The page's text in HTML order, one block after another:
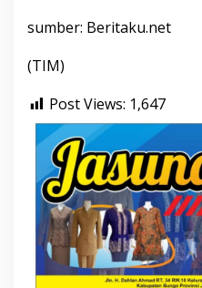
sumber: Beritaku.net
(TIM)
Post Views: 1,647